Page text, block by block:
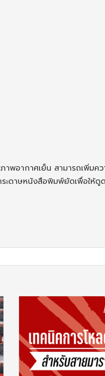
าพอากาศเย็น สามารถเพิ่มค
ะดาษหนังสือพิมพ์ยัดเพื่อให้ดู